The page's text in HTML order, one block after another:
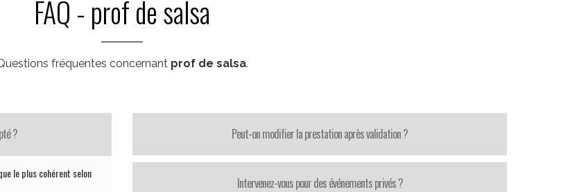
FAQ - prof de salsa
fréquentes concernant prof de salsa.
?
le plus cohérent selon
Peut-on modifier la prestation après validation ?
Intervenez-vous pour des événements privés ?